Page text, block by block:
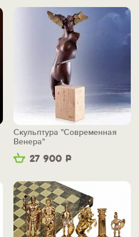
27 900 Р
Скульптура "Современная
Венера"